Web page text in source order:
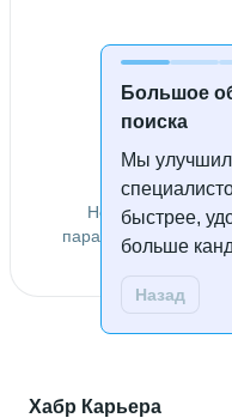
Большое
поиска
Мы
быстрее,
больше
Назад
Не удалось
параметрам.
Хабр Карьера